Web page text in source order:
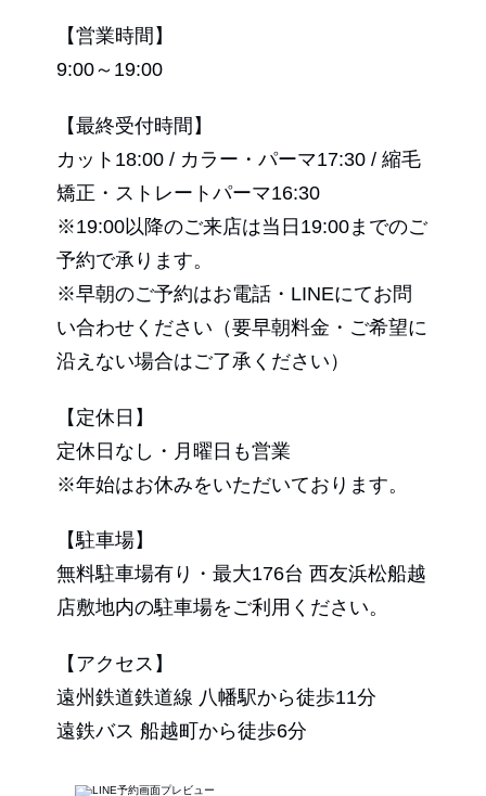
【営業時間】
9:00～19:00
【最終受付時間】
カット18:00 / カラー・パーマ17:30 / 縮毛
矯正・ストレートパーマ16:30
※19:00以降のご来店は当日19:00までのご
予約で承ります。
※早朝のご予約はお電話・LINEにてお問
い合わせください（要早朝料金・ご希望に
沿えない場合はご了承ください）
【定休日】
定休日なし・月曜日も営業
※年始はお休みをいただいております。
【駐車場】
無料駐車場有り・最大176台 西友浜松船越
店敷地内の駐車場をご利用ください。
【アクセス】
遠州鉄道鉄道線 八幡駅から徒歩11分
遠鉄バス 船越町から徒歩6分